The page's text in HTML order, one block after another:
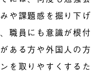
や課題感を掘り下げ
職員にも意識が根付
ある方や外国人の方
を取りやすくするた